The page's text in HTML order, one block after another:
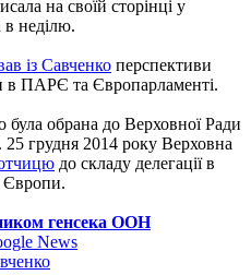
на своїй сторінці у
в неділю.
із Савченко перспективи
в ПАРЄ та Європарламенті.
обрана до Верховної Ради
25 грудня 2014 року Верховна
до складу делегації в
Європи.
генсека ООН
News